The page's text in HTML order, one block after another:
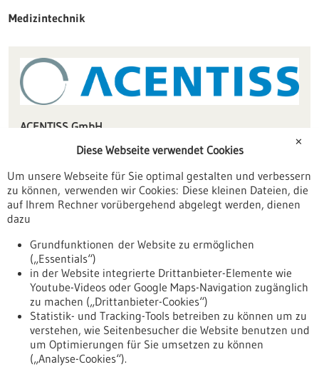
Medizintechnik
ACENTISS GmbH
70771 Leinfelden-Echterdingen
sauer(at)acentiss.de
www.acentiss.de
Zurück zur Ergebnisliste
Nach oben
✕
Diese Webseite verwendet Cookies
Um unsere Webseite für Sie optimal gestalten und verbessern
zu können, verwenden wir Cookies: Diese kleinen Dateien, die
auf Ihrem Rechner vorübergehend abgelegt werden, dienen
dazu
Grundfunktionen der Website zu ermöglichen
(„Essentials“)
in der Website integrierte Drittanbieter-Elemente wie
Youtube-Videos oder Google Maps-Navigation zugänglich
zu machen („Drittanbieter-Cookies“)
Statistik- und Tracking-Tools betreiben zu können um zu
verstehen, wie Seitenbesucher die Website benutzen und
um Optimierungen für Sie umsetzen zu können
(„Analyse-Cookies“).